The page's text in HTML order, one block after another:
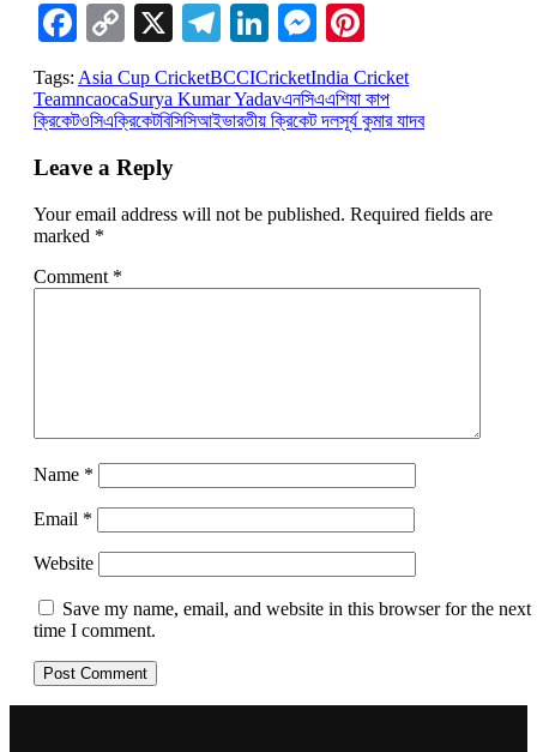
Facebook
Copy
Link
X Telegram
LinkedIn
Messenger
Tags: Asia Cup CricketBCCICricketIndia Cricket
TeamncaocaSurya Kumar Yadavএনসিএএশিযা কাপ
ক্রিকেটওসিএক্রিকেটবিসিসিআইভারতীয় ক্রিকেট দলসূর্য কুমার যাদব
Leave a Reply
Your email address will not be published. Required fields are
marked *
Comment *
Name *
Email *
Website
Save my name, email, and website in this browser for the next
time I comment.